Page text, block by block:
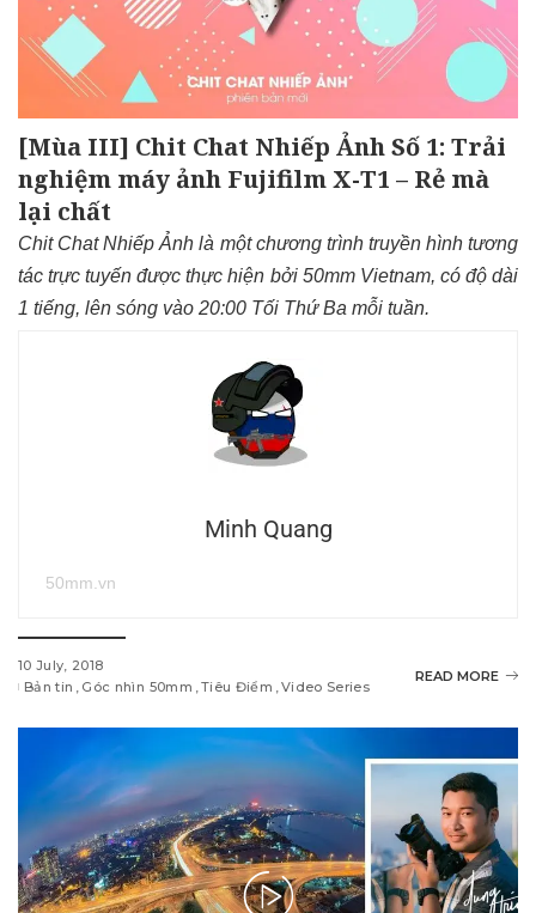
[Mùa III] Chit Chat Nhiếp Ảnh Số 1: Trải
nghiệm máy ảnh Fujifilm X-T1 – Rẻ mà
lại chất
Chit Chat Nhiếp Ảnh là một chương trình truyền hình tương
tác trực tuyến được thực hiện bởi 50mm Vietnam, có độ dài
1 tiếng, lên sóng vào 20:00 Tối Thứ Ba mỗi tuần.
Minh Quang
50mm.vn
10 July, 2018
Bản tin
Góc nhìn 50mm Tiêu Điểm Video Series
READ MORE